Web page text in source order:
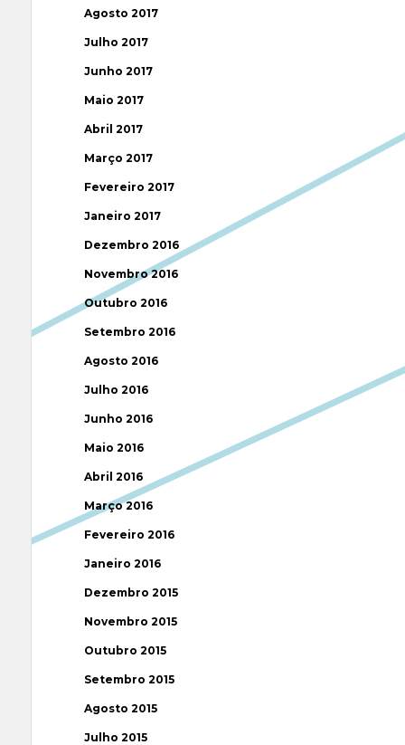
Agosto 2017
Julho 2017
Junho 2017
Maio 2017
Abril 2017
Março 2017
Fevereiro 2017
Janeiro 2017
Dezembro 2016
Novembro 2016
Outubro 2016
Setembro 2016
Agosto 2016
Julho 2016
Junho 2016
Maio 2016
Abril 2016
Março 2016
Fevereiro 2016
Janeiro 2016
Dezembro 2015
Novembro 2015
Outubro 2015
Setembro 2015
Agosto 2015
Julho 2015